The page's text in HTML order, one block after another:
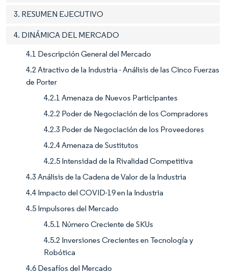
3. RESUMEN EJECUTIVO
4. DINÁMICA DEL MERCADO
4.1 Descripción General del Mercado
4.2 Atractivo de la Industria - Análisis de las Cinco Fuerzas
de Porter
4.2.1 Amenaza de Nuevos Participantes
4.2.2 Poder de Negociación de los Compradores
4.2.3 Poder de Negociación de los Proveedores
4.2.4 Amenaza de Sustitutos
4.2.5 Intensidad de la Rivalidad Competitiva
4.3 Análisis de la Cadena de Valor de la Industria
4.4 Impacto del COVID-19 en la Industria
4.5 Impulsores del Mercado
4.5.1 Número Creciente de SKUs
4.5.2 Inversiones Crecientes en Tecnología y
Robótica
4.6 Desafíos del Mercado